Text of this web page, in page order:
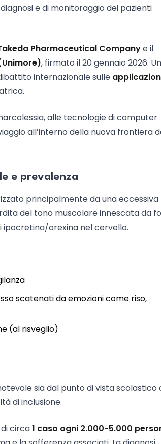
e di monitoraggio dei pazienti
Pharmaceutical Companye il
, firmato il 20 gennaio 2026.
internazionale sulle
alle tecnologie di computer
all’interno della nuova frontiera
e prevalenza
principalmente da una eccessiva
del tono muscolare innescata da
ipocretina/orexina nel cervello.
scatenati da emozioni come riso,
(al risveglio)
sia dal punto di vista scolastico
di inclusione.
di circa1 caso ogni 2.000-5.000